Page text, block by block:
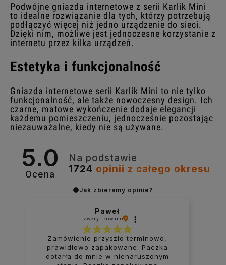
Podwójne gniazda internetowe z serii Karlik Mini
to idealne rozwiązanie dla tych, którzy potrzebują
podłączyć więcej niż jedno urządzenie do sieci.
Dzięki nim, możliwe jest jednoczesne korzystanie z
internetu przez kilka urządzeń.
Estetyka i funkcjonalność
Gniazda internetowe serii Karlik Mini to nie tylko
funkcjonalność, ale także nowoczesny design. Ich
czarne, matowe wykończenie dodaje elegancji
każdemu pomieszczeniu, jednocześnie pozostając
niezauważalne, kiedy nie są używane.
5.0
Ocena
Na podstawie
1724 opinii z całego okresu
Jak zbieramy opinie?
Paweł
zweryfikowano
Zamówienie przyszło terminowo,
prawidłowo zapakowane. Paczka
dotarła do mnie w nienaruszonym